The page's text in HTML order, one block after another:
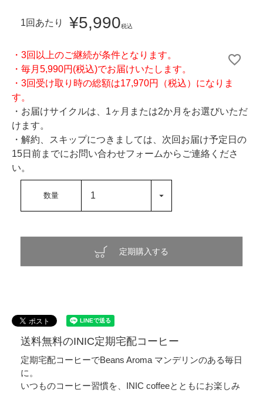
1回あたり ¥5,990税込
・3回以上のご継続が条件となります。
・毎月5,990円(税込)でお届けいたします。
・3回受け取り時の総額は17,970円（税込）になりま
す。
・お届けサイクルは、1ヶ月または2か月をお選びいただ
けます。
・解約、スキップにつきましては、次回お届け予定日の
15日前までにお問い合わせフォームからご連絡くださ
い。
定期購入する
送料無料のINIC定期宅配コーヒー
定期宅配コーヒーでBeans Aroma マンデリンのある毎日
に。
いつものコーヒー習慣を、INIC coffeeとともにお楽しみ